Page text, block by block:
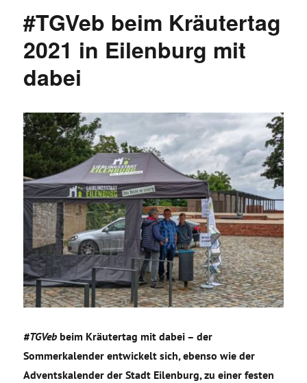
#TGVeb beim Kräutertag
2021 in Eilenburg mit
dabei
#TGVeb beim Kräutertag mit dabei – der
Sommerkalender entwickelt sich, ebenso wie der
Adventskalender der Stadt Eilenburg, zu einer festen